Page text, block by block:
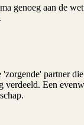
genoeg aan de
partner
verdeeld. Een